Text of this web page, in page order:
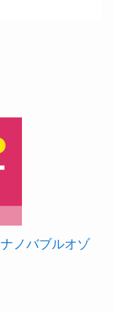
ナノバブルオゾ